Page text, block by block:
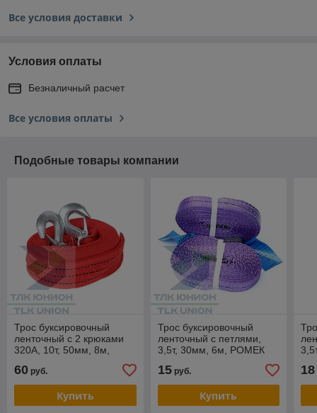
Все условия доставки
Условия оплаты
Безналичный расчет
Все условия оплаты
Подобные товары компании
Трос буксировочный
ленточный с 2 крюками
320А, 10т, 50мм, 8м,
60 руб.
Купить
Трос буксировочный
ленточный с петлями,
3,5т, 30мм, 6м, РОМЕК
15руб.
Купить
18